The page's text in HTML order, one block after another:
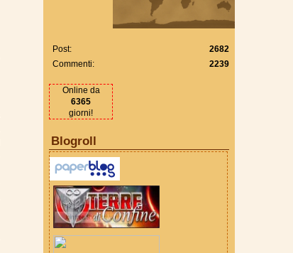
Post:
2682
Commenti:
2239
Online da
6365
giorni!
Blogroll